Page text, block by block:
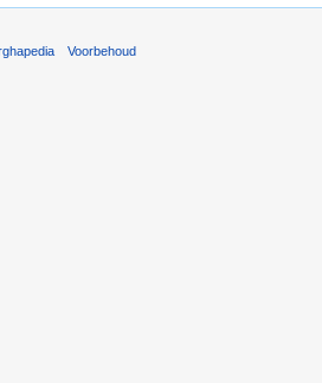
Voorbehoud